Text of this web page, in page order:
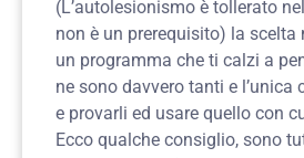
(L’autolesionismo è tollerato
non è un prerequisito) la scelta
un programma che ti calzi a
ne sono davvero tanti e l’unica
e provarli ed usare quello con
Ecco qualche consiglio, sono